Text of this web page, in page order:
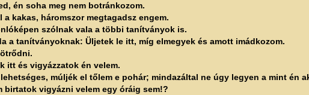
én soha meg nem botránkozom.
kakas, háromszor megtagadsz engem.
szólnak vala a többi tanítványok is.
a tanítványoknak: Üljetek le itt, míg elmegyek és amott imádkozom.
itt és vigyázzatok én velem.
múljék el tőlem e pohár; mindazáltal ne úgy legyen a mint én
birtatok vigyázni velem egy óráig sem!?